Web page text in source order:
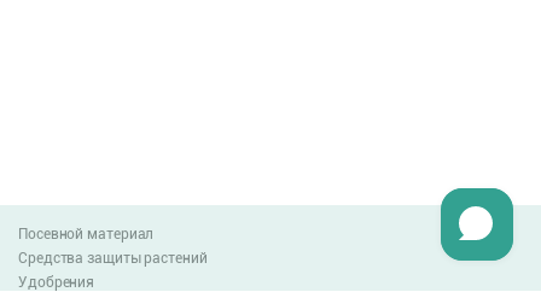
Посевной материал
Средства защиты растений
Удобрения